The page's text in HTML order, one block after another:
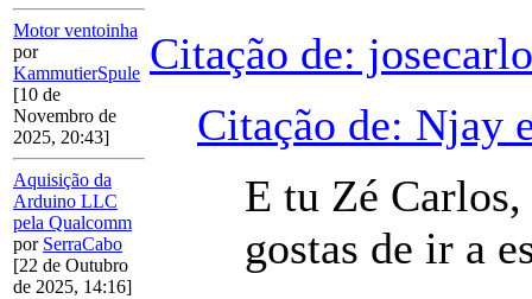
Motor ventoinha
por
KammutierSpule
[10 de
Novembro de
2025, 20:43]
Aquisição da
Arduino LLC
pela Qualcomm
por SerraCabo
[22 de Outubro
de 2025, 14:16]
Citação de:
Citação de: Njay
E tu Zé
gostas de ir a